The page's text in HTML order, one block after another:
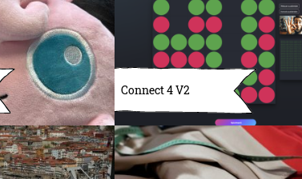
Connect 4 V2